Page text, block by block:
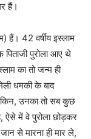
हैं।
हैं। 42 वर्षीय इस्लाम
पिताजी पुरोला आए थे
का तो जन्म ही
धमकी के बाद
उनका तो सब कुछ
ऐसे में वे पुरोला छोड़कर
से मारना ही मार ले,